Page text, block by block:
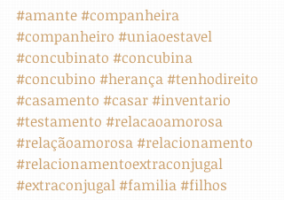
#amante#companheira
#companheiro #uniaoestavel
#concubinato #concubina
#concubino #herança#tenhodireito
#casamento #casar#inventario
#testamento #relacaoamorosa
#relaçãoamorosa#relacionamento
#relacionamentoextraconjugal
#extraconjugal#familia#filhos